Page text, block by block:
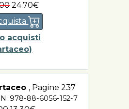
24.70€
acquisti
, Pagine 237
978-88-6056-152-7